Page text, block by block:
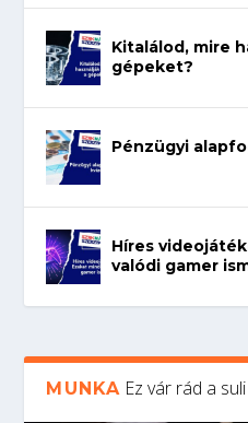
Kitalálod, mire
gépeket?
Pénzügyi
Híres
valódi gamer
MUNKA Ez vár rád a